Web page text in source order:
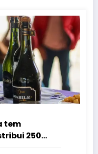
tem
250
– Em